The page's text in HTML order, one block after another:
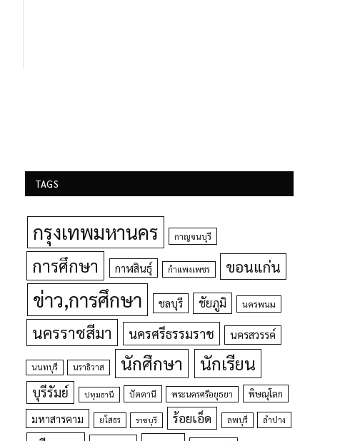
TAGS
กรุงเทพมหานคร กาญจนบุรี
การศึกษา กาฬสินธุ์ กำแพงเพชร ขอนแก่น
ข่าว,การศึกษา ชลบุรี ชัยภูมิ นครพนม
นครราชสีมา นครศรีธรรมราช นครสวรรค์
นนทบุรี นราธิวาส นักศึกษา นักเรียน
บุรีรัมย์ ปทุมธานี ปัตตานี พระนครศรีอยุธยา พิษณุโลก
มหาสารคาม ยโสธร ราชบุรี ร้อยเอ็ด ลพบุรี ลำปาง